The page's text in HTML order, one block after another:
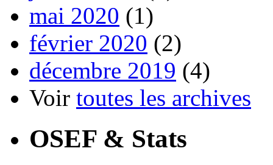
mai 2020 (1)
février 2020 (2)
décembre 2019 (4)
Voir toutes les archives
OSEF & Stats